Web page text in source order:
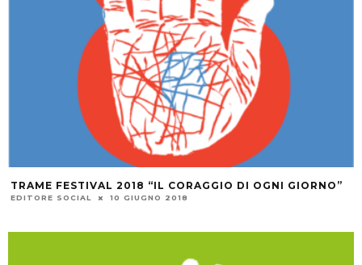
TRAME FESTIVAL 2018 “IL CORAGGIO DI OGNI GIORNO”
EDITORE SOCIAL 10 GIUGNO 2018